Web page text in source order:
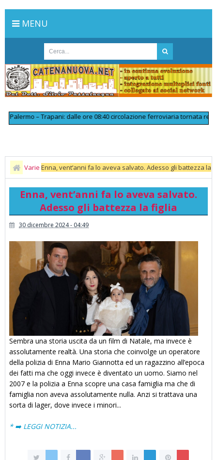
MENU
– Trapani: dalle ore 08:40 circolazione ferroviaria tornata
Varie Enna, vent’anni fa lo aveva salvato. Adesso gli battezza la
figlia
Enna, vent’anni fa lo aveva salvato.
Adesso gli battezza la figlia
30 dicembre 2024 - 04:49
Sembra una storia uscita da un film di Natale, ma invece è
assolutamente realtà. Una storia che coinvolge un operatore
della polizia di Enna Mario Giannotta ed un ragazzino all’epoca
dei fatti ma che oggi invece è diventato un uomo. Siamo nel
2007 e la polizia a Enna scopre una casa famiglia ma che di
famiglia non aveva assolutamente nulla. Anzi si trattava una
sorta di lager, dove invece i minori...
* ➡️ LEGGI NOTIZIA...